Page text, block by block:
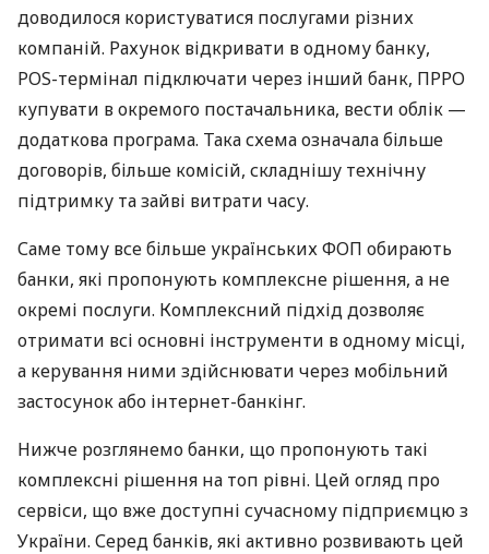
доводилося користуватися послугами різних
компаній. Рахунок відкривати в одному банку,
POS-термінал підключати через інший банк, ПРРО
купувати в окремого постачальника, вести облік —
додаткова програма. Така схема означала більше
договорів, більше комісій, складнішу технічну
підтримку та зайві витрати часу.
Саме тому все більше українських ФОП обирають
банки, які пропонують комплексне рішення, а не
окремі послуги. Комплексний підхід дозволяє
отримати всі основні інструменти в одному місці,
а керування ними здійснювати через мобільний
застосунок або інтернет-банкінг.
Нижче розглянемо банки, що пропонують такі
комплексні рішення на топ рівні. Цей огляд про
сервіси, що вже доступні сучасному підприємцю з
України. Серед банків, які активно розвивають цей